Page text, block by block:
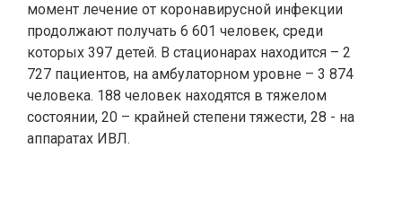
момент лечение от коронавирусной инфекции
продолжают получать 6 601 человек, среди
которых 397 детей. В стационарах находится – 2
727 пациентов, на амбулаторном уровне – 3 874
человека. 188 человек находятся в тяжелом
состоянии, 20 – крайней степени тяжести, 28 - на
аппаратах ИВЛ.